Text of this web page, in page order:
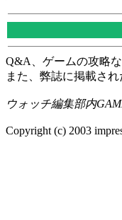
Q&A、ゲームの攻略
また、弊誌に掲載さ
ウォッチ編集部内
Copyright (c) 2003